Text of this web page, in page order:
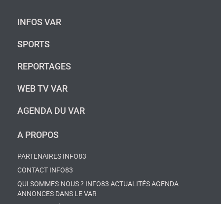
INFOS VAR
SPORTS
REPORTAGES
WEB TV VAR
AGENDA DU VAR
A PROPOS
PARTENAIRES INFO83
CONTACT INFO83
QUI SOMMES-NOUS ? INFO83 ACTUALITÉS AGENDA
ANNONCES DANS LE VAR